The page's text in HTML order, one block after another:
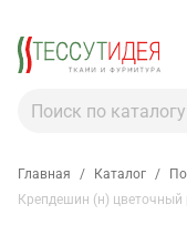
Главная / Каталог /
Крепдешин (н) цветочный